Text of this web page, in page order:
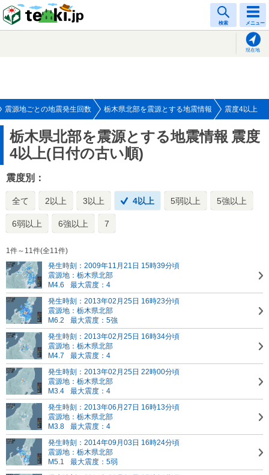
検索 メニュー
現在地
震源地ごとの地震発生回数 栃木県北部を震源とする地震情報 震度4以上
栃木県北部を震源とする地震情報 震度
4以上(日付の古い順)
震度別：
全て 2以上 3以上 4以上 5弱以上 5強以上
6弱以上 6強以上 7
1件～11件(全11件)
発生時刻：2009年11月21日 15時39分頃
震源地：栃木県北部
M4.6
最大震度：4
発生時刻：2013年02月25日 16時23分頃
震源地：栃木県北部
M6.2
最大震度：5強
発生時刻：2013年02月25日 16時34分頃
震源地：栃木県北部
M4.7
最大震度：4
発生時刻：2013年02月25日 22時00分頃
震源地：栃木県北部
M3.4
最大震度：4
発生時刻：2013年06月27日 16時13分頃
震源地：栃木県北部
M3.8
最大震度：4
発生時刻：2014年09月03日 16時24分頃
震源地：栃木県北部
M5.1
最大震度：5弱